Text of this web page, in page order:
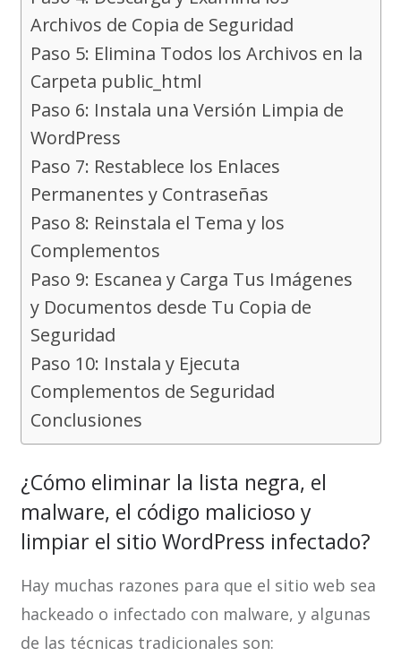
Archivos de Copia de Seguridad
Paso 5: Elimina Todos los Archivos en la
Carpeta public_html
Paso 6: Instala una Versión Limpia de
WordPress
Paso 7: Restablece los Enlaces
Permanentes y Contraseñas
Paso 8: Reinstala el Tema y los
Complementos
Paso 9: Escanea y Carga Tus Imágenes
y Documentos desde Tu Copia de
Seguridad
Paso 10: Instala y Ejecuta
Complementos de Seguridad
Conclusiones
¿Cómo eliminar la lista negra, el
malware, el código malicioso y
limpiar el sitio WordPress infectado?
Hay muchas razones para que el sitio web sea
hackeado o infectado con malware, y algunas
de las técnicas tradicionales son: